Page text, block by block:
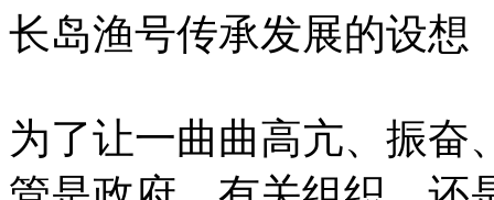
长岛渔号传承发展的设想
为了让一曲曲高亢、振奋